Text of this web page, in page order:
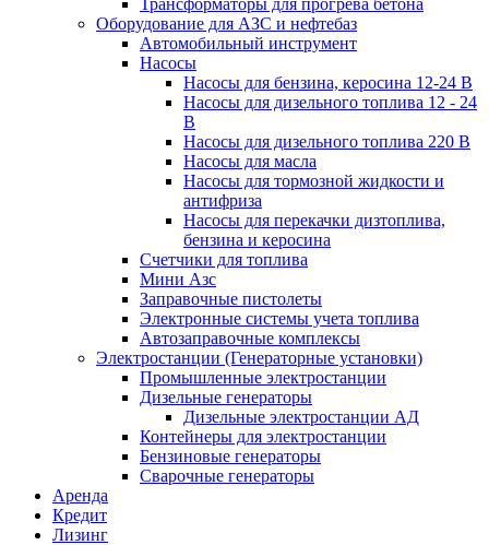
Трансформаторы для прогрева бетона
Оборудование для АЗС и нефтебаз
Автомобильный инструмент
Насосы
Насосы для бензина, керосина 12-24 В
Насосы для дизельного топлива 12 - 24
В
Насосы для дизельного топлива 220 В
Насосы для масла
Насосы для тормозной жидкости и
антифриза
Насосы для перекачки дизтоплива,
бензина и керосина
Счетчики для топлива
Мини Азс
Заправочные пистолеты
Электронные системы учета топлива
Автозаправочные комплексы
Электростанции (Генераторные установки)
Промышленные электростанции
Дизельные генераторы
Дизельные электростанции АД
Контейнеры для электростанции
Бензиновые генераторы
Сварочные генераторы
Аренда
Кредит
Лизинг